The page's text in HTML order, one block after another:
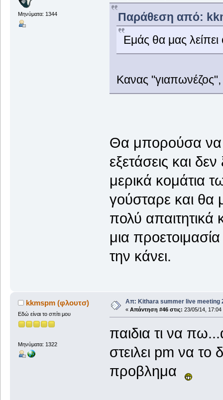
Μηνύματα: 1344
Παράθεση από:
Εμάς θα μας
Κανας "γιαπωνέζος",
Θα μπορούσα να
εξετάσεις και
μερικά κομάτια
γούσταρε και θα
πολύ απαιτητικά
μια
την κάνει.
kkmspm (φλουτσ)
Εδώ είναι το σπίτι μου
Μηνύματα: 1322
Απ: Kithara summer live meeting
« Απάντηση #46 στις: 23/05/14, 17:04
παιδια τι να
στειλει pm να
προβλημα